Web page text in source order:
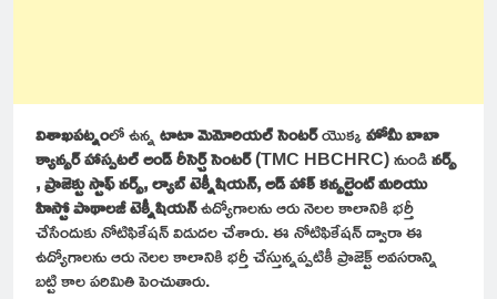
విశాఖపట్నంలో ఉన్నటాటా మెమోరియల్ సెంటర్యొక్కహోమీ బాబా
క్యాన్సర్ హాస్పటల్ అండ్ రీసెర్చ్ సెంటర్(TMC HBCHRC) నుండినర్స్
, ప్రాజెక్టు స్టాఫ్ నర్స్, ల్యాబ్ టెక్నీషియన్, అడ్ హాక్ కన్సల్టెంట్ మరియు
హిస్టో పాథాలజీ టెక్నీషియన్ఉద్యోగాలను ఆరు నెలల కాలానికి భర్తీ
చేసేందుకు నోటిఫికేషన్ విడుదల చేశారు. ఈ నోటిఫికేషన్ ద్వారా ఈ
ఉద్యోగాలను ఆరు నెలల కాలానికి భర్తీ చేస్తున్నప్పటికీ ప్రాజెక్ట్ అవసరాన్ని
బట్టి కాల పరిమితి పెంచుతారు.